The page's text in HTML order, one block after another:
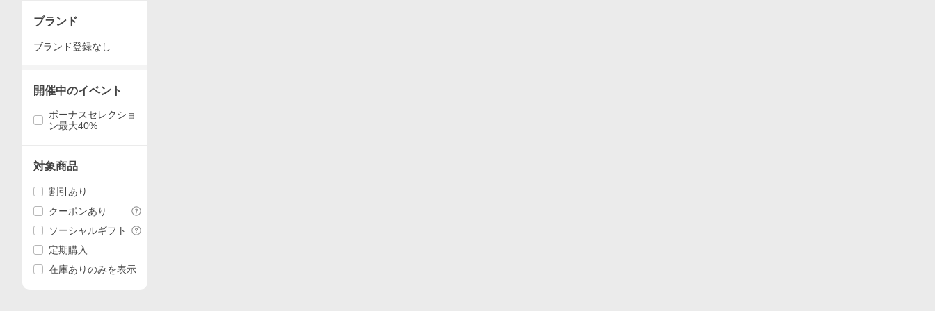
ブランド
ブランド登録なし
開催中のイベント
ボーナスセレクショ
ン最大40%
対象商品
割引あり
クーポンあり
ソーシャルギフト
定期購入
在庫ありのみを表示